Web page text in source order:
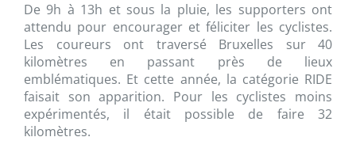
De 9h à 13h et sous la pluie, les supporters ont
attendu pour encourager et féliciter les cyclistes.
Les coureurs ont traversé Bruxelles sur 40
kilomètres en passant près de lieux
emblématiques. Et cette année, la catégorie RIDE
faisait son apparition. Pour les cyclistes moins
expérimentés, il était possible de faire 32
kilomètres.